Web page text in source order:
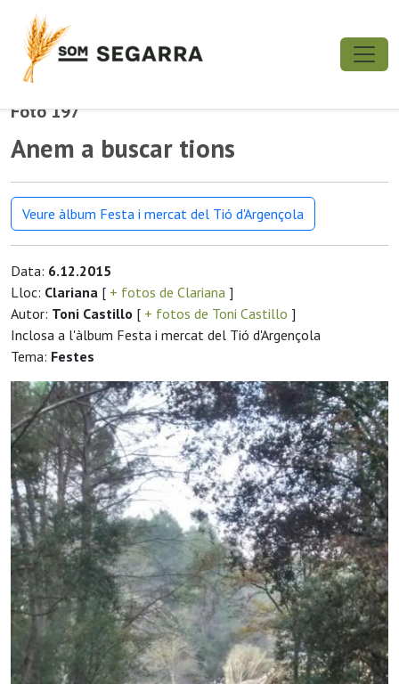
Foto 197
Anem a buscar tions
Veure àlbum Festa i mercat del Tió d'Argençola
Data: 6.12.2015
Lloc: Clariana [ + fotos de Clariana ]
Autor: Toni Castillo [ + fotos de Toni Castillo ]
Inclosa a l'àlbum Festa i mercat del Tió d'Argençola
Tema: Festes